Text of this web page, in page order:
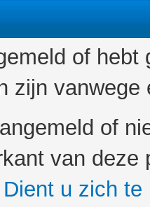
of
zijn
of
van
Dient u zich te